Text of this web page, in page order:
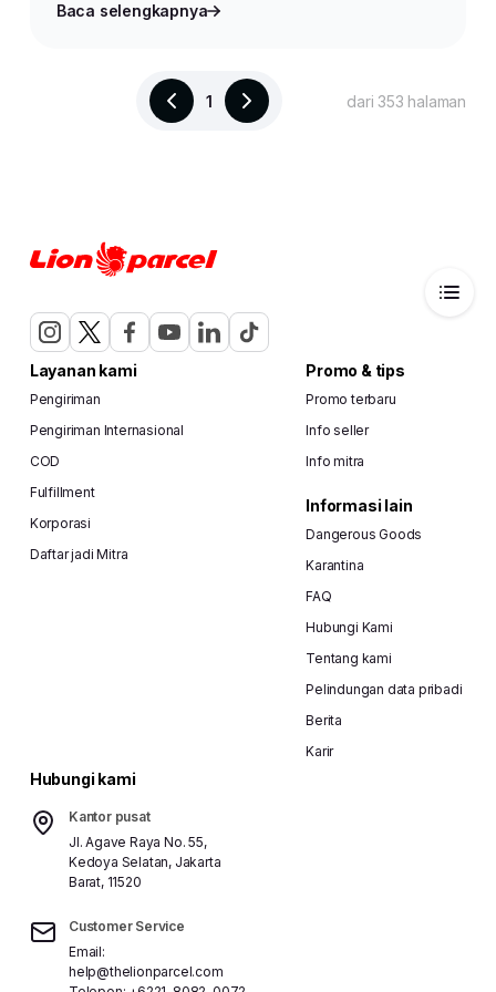
Baca selengkapnya
1 dari 353 halaman
Layanan kami
Pengiriman
Pengiriman Internasional
COD
Fulfillment
Korporasi
Daftar jadi Mitra
Promo & tips
Promo terbaru
Info seller
Info mitra
Informasi lain
Dangerous Goods
Karantina
FAQ
Hubungi Kami
Tentang kami
Pelindungan data pribadi
Berita
Karir
Hubungi kami
Kantor pusat
Jl. Agave Raya No. 55,
Kedoya Selatan, Jakarta
Barat, 11520
Customer Service
Email:
help@thelionparcel.com